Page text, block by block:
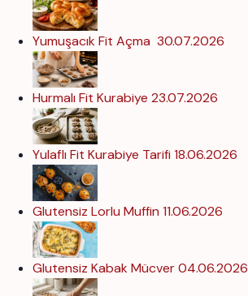
Yumuşacık Fit Açma 30.07.2026
Hurmalı Fit Kurabiye 23.07.2026
Yulaflı Fit Kurabiye Tarifi 18.06.2026
Glutensiz Lorlu Muffin 11.06.2026
Glutensiz Kabak Mücver04.06.2026